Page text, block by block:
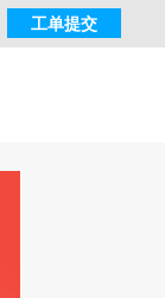
工单提交